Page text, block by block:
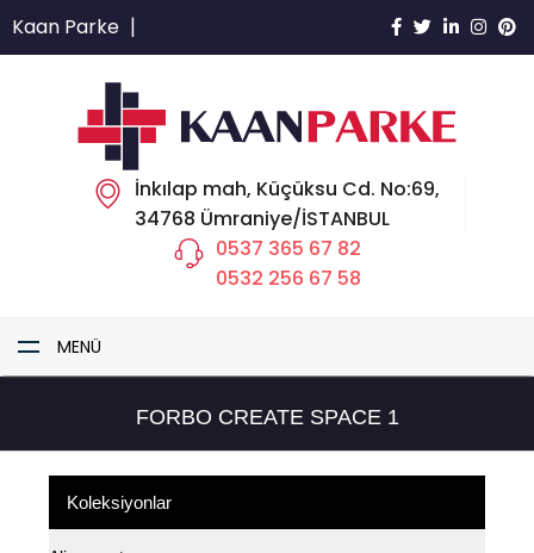
Kaan Parke
İnkılap mah, Küçüksu Cd. No:69,
34768 Ümraniye/İSTANBUL
0537 365 67 82
0532 256 67 58
MENÜ
FORBO CREATE SPACE 1
Koleksiyonlar